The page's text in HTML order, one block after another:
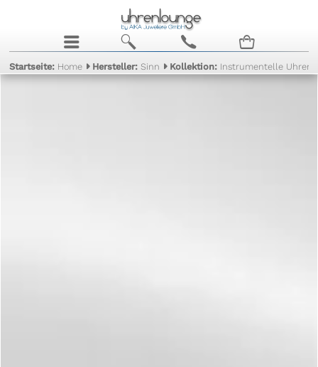
j b c n
Startseite: Home Hersteller:Sinn Kollektion: Instrumentelle Uhren